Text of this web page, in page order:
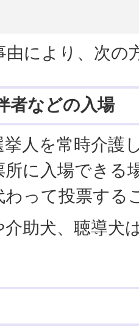
由により、次の
者などの入場
人を常時介護
所に入場できる
わって投票する
介助犬、聴導犬